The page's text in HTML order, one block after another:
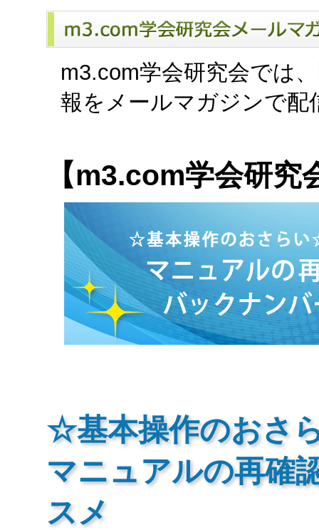
m3.com学会研究会では
報をメールマガジンで配
【m3.com学会研
☆基本操作のおさ
マニュアルの再確
スメ